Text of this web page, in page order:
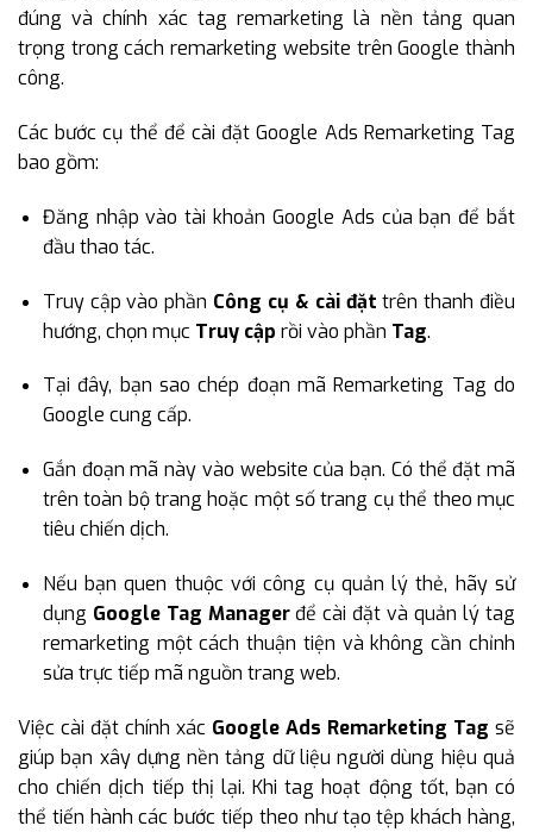
đúng và chính xác tag remarketing là nền tảng quan
trọng trong cách remarketing website trên Google thành
công.
Các bước cụ thể để cài đặt Google Ads Remarketing Tag
bao gồm:
Đăng nhập vào tài khoản Google Ads của bạn để bắt
đầu thao tác.
Truy cập vào phần Công cụ & cài đặt trên thanh điều
hướng, chọn mục Truy cập rồi vào phần Tag.
Tại đây, bạn sao chép đoạn mã Remarketing Tag do
Google cung cấp.
Gắn đoạn mã này vào website của bạn. Có thể đặt mã
trên toàn bộ trang hoặc một số trang cụ thể theo mục
tiêu chiến dịch.
Nếu bạn quen thuộc với công cụ quản lý thẻ, hãy sử
dụng Google Tag Managerđể cài đặt và quản lý tag
remarketing một cách thuận tiện và không cần chỉnh
sửa trực tiếp mã nguồn trang web.
Việc cài đặt chính xác Google Ads Remarketing Tag sẽ
giúp bạn xây dựng nền tảng dữ liệu người dùng hiệu quả
cho chiến dịch tiếp thị lại. Khi tag hoạt động tốt, bạn có
thể tiến hành các bước tiếp theo như tạo tệp khách hàng,